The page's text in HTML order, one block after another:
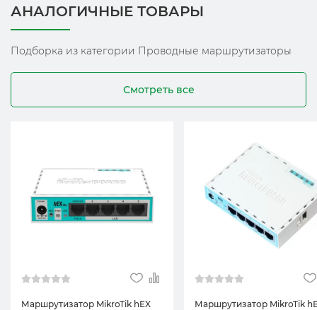
АНАЛОГИЧНЫЕ ТОВАРЫ
Подборка из категории Проводные маршрутизаторы
Смотреть все
Маршрутизатор MikroTik hEX
Маршрутизатор MikroTik